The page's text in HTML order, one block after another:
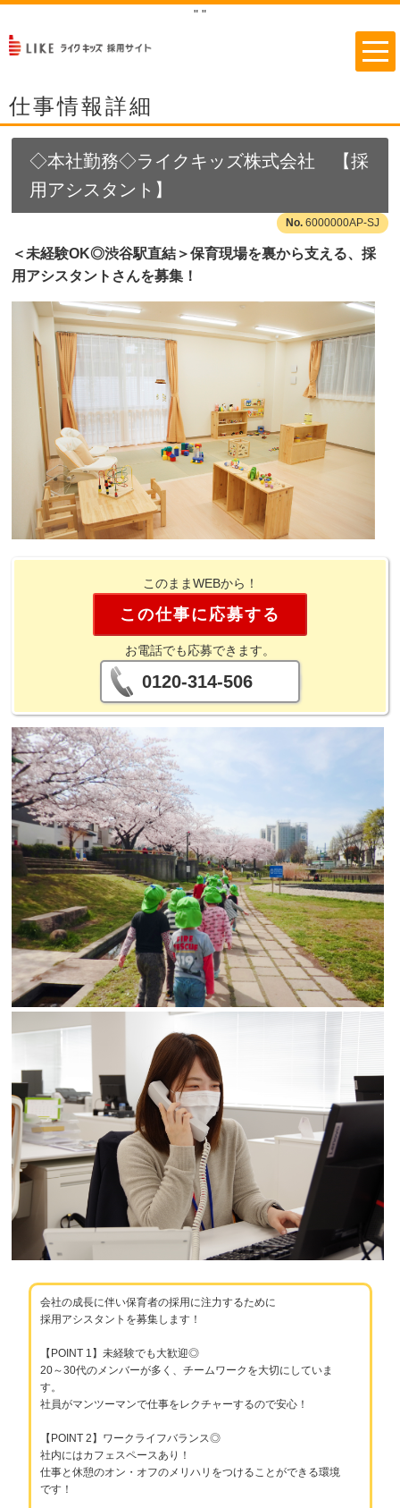
" "
仕事情報詳細
◇本社勤務◇ライクキッズ株式会社 【採
用アシスタント】
6000000AP-SJ
＜未経験OK◎渋谷駅直結＞保育現場を裏から支える、採
用アシスタントさんを募集！
このままWEBから！
この仕事に応募する
お電話でも応募できます。
0120-314-506
会社の成長に伴い保育者の採用に注力するために
採用アシスタントを募集します！
【POINT 1】未経験でも大歓迎◎
20～30代のメンバーが多く、チームワークを大切にしていま
す。
社員がマンツーマンで仕事をレクチャーするので安心！
【POINT 2】ワークライフバランス◎
社内にはカフェスペースあり！
仕事と休憩のオン・オフのメリハリをつけることができる環境
です！